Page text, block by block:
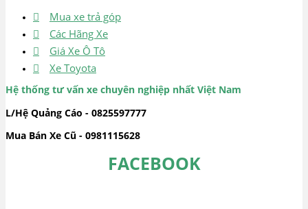
Mua xe trả góp
Các Hãng Xe
Giá Xe Ô Tô
Xe Toyota
Hệ thống tư vấn xe chuyên nghiệp nhất Việt Nam
L/Hệ Quảng Cáo - 0825597777
Mua Bán Xe Cũ - 0981115628
FACEBOOK